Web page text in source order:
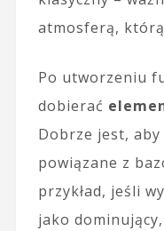
atmosferą,
Po utworzeniu
dobierać
Dobrze jest, aby
powiązane z
przykład, jeśli
jako